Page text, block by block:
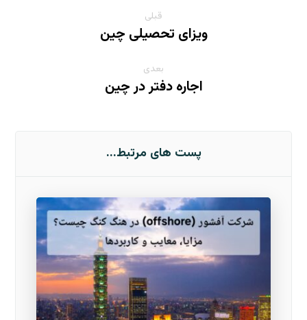
قبلی
ویزای تحصیلی چین
بعدی
اجاره دفتر در چین
پست های مرتبط...